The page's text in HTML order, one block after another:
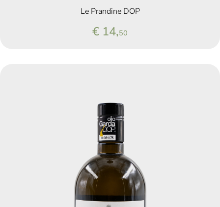
Le Prandine DOP
€ 14,50